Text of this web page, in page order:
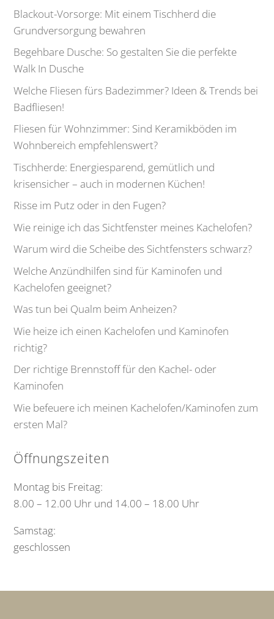
Blackout-Vorsorge: Mit einem Tischherd die
Grundversorgung bewahren
Begehbare Dusche: So gestalten Sie die perfekte
Walk In Dusche
Welche Fliesen fürs Badezimmer? Ideen & Trends bei
Badfliesen!
Fliesen für Wohnzimmer: Sind Keramikböden im
Wohnbereich empfehlenswert?
Tischherde: Energiesparend, gemütlich und
krisensicher – auch in modernen Küchen!
Risse im Putz oder in den Fugen?
Wie reinige ich das Sichtfenster meines Kachelofen?
Warum wird die Scheibe des Sichtfensters schwarz?
Welche Anzündhilfen sind für Kaminofen und
Kachelofen geeignet?
Was tun bei Qualm beim Anheizen?
Wie heize ich einen Kachelofen und Kaminofen
richtig?
Der richtige Brennstoff für den Kachel- oder
Kaminofen
Wie befeuere ich meinen Kachelofen/Kaminofen zum
ersten Mal?
Öffnungszeiten
Montag bis Freitag:
8.00 – 12.00 Uhr und 14.00 – 18.00 Uhr
Samstag:
geschlossen